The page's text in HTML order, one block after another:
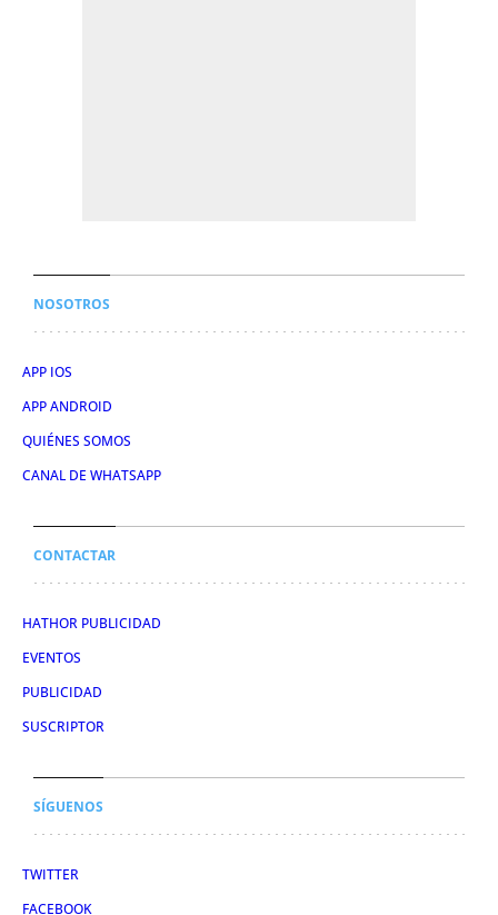
NOSOTROS
APP IOS
APP ANDROID
QUIÉNES SOMOS
CANAL DE WHATSAPP
CONTACTAR
HATHOR PUBLICIDAD
EVENTOS
PUBLICIDAD
SUSCRIPTOR
SÍGUENOS
TWITTER
FACEBOOK